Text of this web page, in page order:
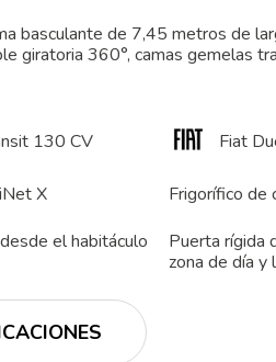
basculante de 7,45 metros de
giratoria 360°, camas gemelas
130 CV Fiat
X
Frigorífico
el habitáculo
Puerta rígida
zona de día y